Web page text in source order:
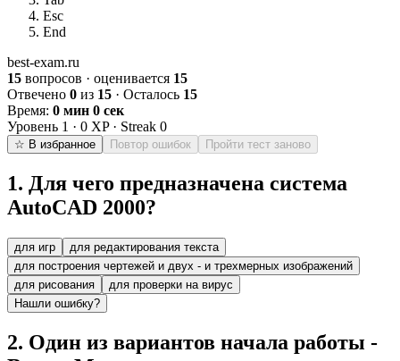
Esc
End
best-exam.ru
15 вопросов · оценивается 15
Отвечено 0 из 15 · Осталось 15
Время: 0 мин 0 сек
Уровень 1 · 0 XP · Streak 0
☆ В избранное Повтор ошибок Пройти тест заново
1. Для чего предназначена система
AutoCAD 2000?
для игр
для редактирования текста
для построения чертежей и двух - и трехмерных изображений
для рисования
для проверки на вирус
Нашли ошибку?
2. Один из вариантов начала работы -